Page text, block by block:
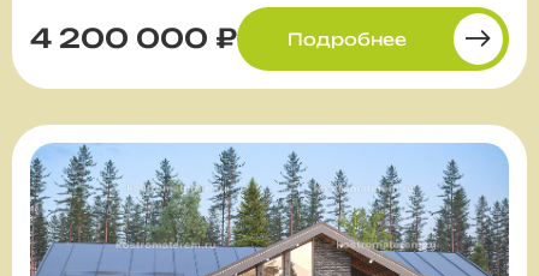
4 200 000 ₽ Подробнее